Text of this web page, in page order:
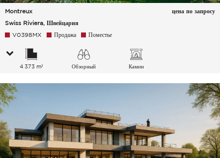
Montreux
Swiss Riviera, Швейцария
цена по запросу
V0398MX Продажа Поместье
4 373 m²
Обзорный
Камин